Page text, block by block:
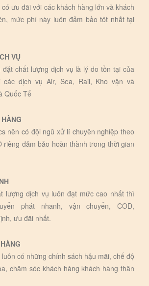
ưu đãi với các khách hàng lớn và khách
mức phí này luôn đảm bảo tôt nhất tại
VỤ
đặt chất lượng dịch vụ là lý do tồn tại của
các dịch vụ Air, Sea, Rail, Kho vận và
Quốc Tế
nên có đội ngũ xử lí chuyên nghiệp theo
riêng đảm bảo hoàn thành trong thời gian
lượng dịch vụ luôn đạt mức cao nhất thì
phát nhanh, vận chuyển, COD,
ưu đãi nhất.
có những chính sách hậu mãi, chế độ
chăm sóc khách hàng khách hàng thân